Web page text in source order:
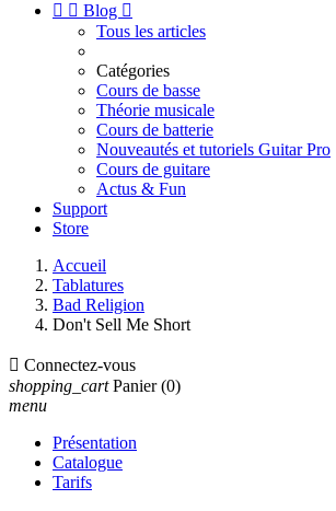
  Blog 
Tous les articles
Catégories
Cours de basse
Théorie musicale
Cours de batterie
Nouveautés et tutoriels Guitar Pro
Cours de guitare
Actus & Fun
Support
Store
Accueil
Tablatures
Bad Religion
Don't Sell Me Short
 Connectez-vous
shopping_cart Panier (0)
menu
Présentation
Catalogue
Tarifs